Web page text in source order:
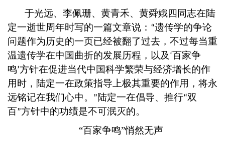
于光远、李佩珊、黄青禾、黄舜娥四同志在陆
定一逝世周年时写的一篇文章说： “遗传学的争论
问题作为历史的一页已经被翻了过去，不过每当重
温遗传学在中国曲折的发展历程，以及 ‘百家争
鸣’方针在促进当代中国科学繁荣与经济增长的作
用时，陆定一在政策指导上极其重要的作用，将永
远铭记在我们心中。
”陆定一在倡导、推行“双
百”方针中的功绩是不可泯灭的。
“百家争鸣”悄然无声